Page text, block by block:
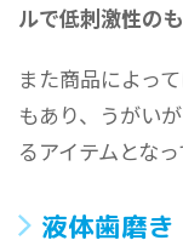
ルで低刺激性の
また商品によっ
もあり、うがい
るアイテムとなっ
液体歯磨き